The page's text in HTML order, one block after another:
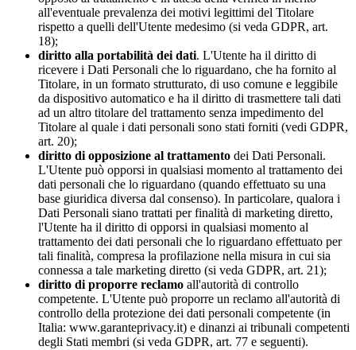
all'eventuale prevalenza dei motivi legittimi del Titolare
rispetto a quelli dell'Utente medesimo (si veda GDPR, art.
18);
diritto alla portabilità dei dati. L'Utente ha il diritto di
ricevere i Dati Personali che lo riguardano, che ha fornito al
Titolare, in un formato strutturato, di uso comune e leggibile
da dispositivo automatico e ha il diritto di trasmettere tali dati
ad un altro titolare del trattamento senza impedimento del
Titolare al quale i dati personali sono stati forniti (vedi GDPR,
art. 20);
diritto di opposizione al trattamento dei Dati Personali.
L'Utente può opporsi in qualsiasi momento al trattamento dei
dati personali che lo riguardano (quando effettuato su una
base giuridica diversa dal consenso). In particolare, qualora i
Dati Personali siano trattati per finalità di marketing diretto,
l'Utente ha il diritto di opporsi in qualsiasi momento al
trattamento dei dati personali che lo riguardano effettuato per
tali finalità, compresa la profilazione nella misura in cui sia
connessa a tale marketing diretto (si veda GDPR, art. 21);
diritto di proporre reclamo all'autorità di controllo
competente. L'Utente può proporre un reclamo all'autorità di
controllo della protezione dei dati personali competente (in
Italia: www.garanteprivacy.it) e dinanzi ai tribunali competenti
degli Stati membri (si veda GDPR, art. 77 e seguenti).